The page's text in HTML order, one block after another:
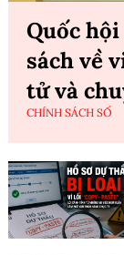
Quốc
sách về
tử và
CHÍNH SÁCH SỐ